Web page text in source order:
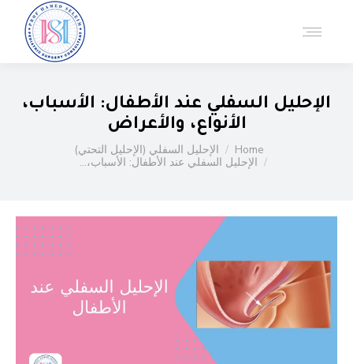
الإحليل السفلي عند الأطفال: الأسباب،
الأنواع، والأعراض
Home
الإحليل السفلي (الإحليل التحتي)
الإحليل السفلي عند الأطفال: الأسباب،…